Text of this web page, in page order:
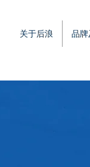
关于后浪 品牌